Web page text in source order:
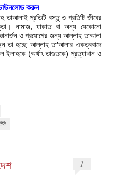
করুন
তাআলাই প্রতিটি বস্তু ও প্রতিটি জীবের
নামাজ, যাকাত বা অন্য যেকোনো
ও প্রয়োগের জন্য আল্লাহ তাআলা
তা হচ্ছে আল্লাহ তা’আলার একত্ববাদে
(অর্থাৎ তাগুতকে) প্রত্যাখান ও
1